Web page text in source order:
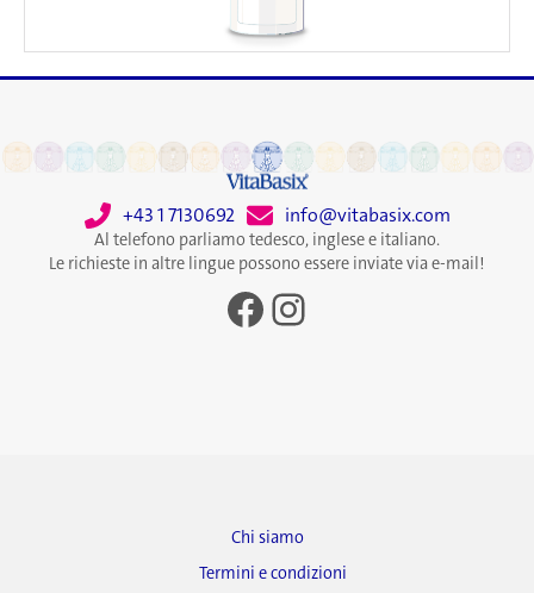
+43 1 7130692 info@vitabasix.com
Al telefono parliamo tedesco, inglese e italiano.
Le richieste in altre lingue possono essere inviate via e-mail!
Facebook
Instagram
Chi siamo
Termini e condizioni